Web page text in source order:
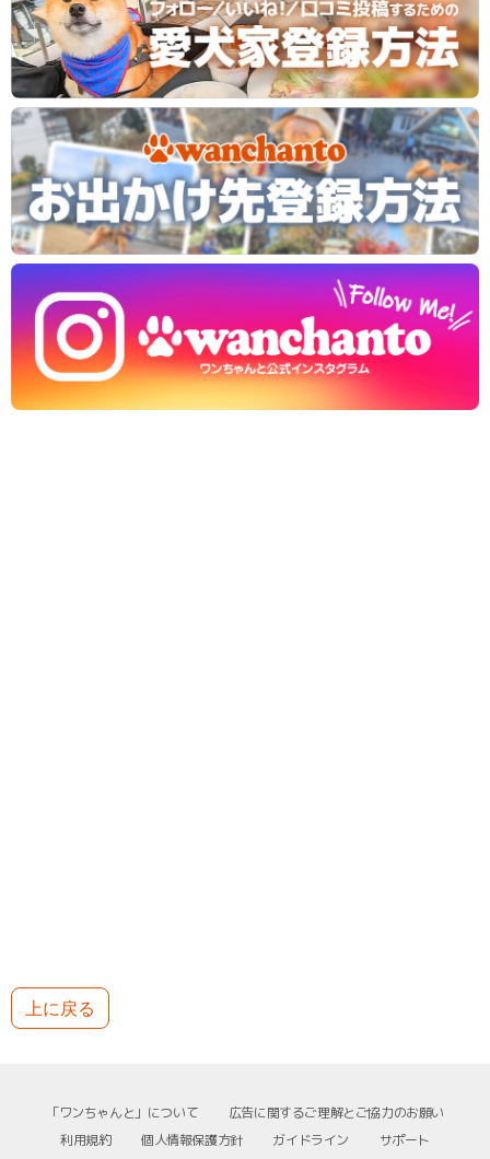
上に戻る
「ワンちゃんと」について
広告に関するご理解とご協力のお願い
利用規約
個人情報保護方針 ガイドライン サポート